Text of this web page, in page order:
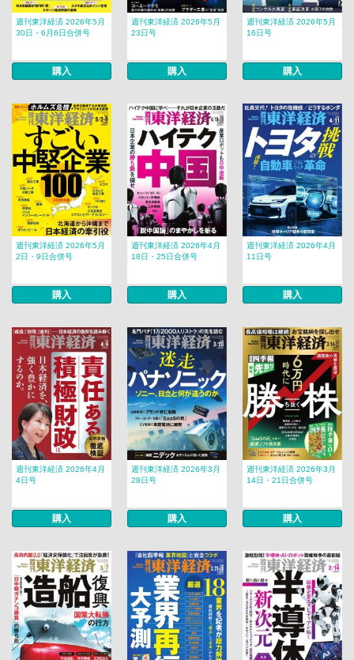
週刊東洋経済 2026年5月
30日・6月6日合併号
購入
週刊東洋経済 2026年5月
23日号
購入
週刊東洋経済 2026年5月
16日号
購入
週刊東洋経済 2026年5月
2日・9日合併号
購入
週刊東洋経済 2026年4月
18日・25日合併号
購入
週刊東洋経済 2026年4月
11日号
購入
週刊東洋経済 2026年4月
4日号
購入
週刊東洋経済 2026年3月
28日号
購入
週刊東洋経済 2026年3月
14日・21日合併号
購入